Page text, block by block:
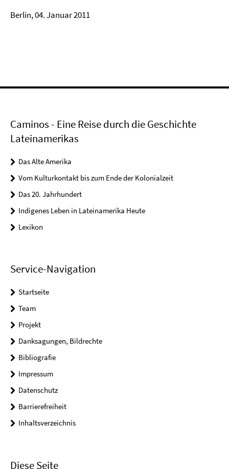
Berlin, 04. Januar 2011
Caminos - Eine Reise durch die Geschichte
Lateinamerikas
Das Alte Amerika
Vom Kulturkontakt bis zum Ende der Kolonialzeit
Das 20. Jahrhundert
Indigenes Leben in Lateinamerika Heute
Lexikon
Service-Navigation
Startseite
Team
Projekt
Danksagungen, Bildrechte
Bibliografie
Impressum
Datenschutz
Barrierefreiheit
Inhaltsverzeichnis
Diese Seite